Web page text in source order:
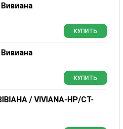
КУПИТЬ
КУПИТЬ
/ VIVIANA-HP/CT-